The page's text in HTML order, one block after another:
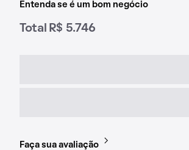
Entenda se é um bom negócio
Total R$ 5.746
Faça sua avaliação